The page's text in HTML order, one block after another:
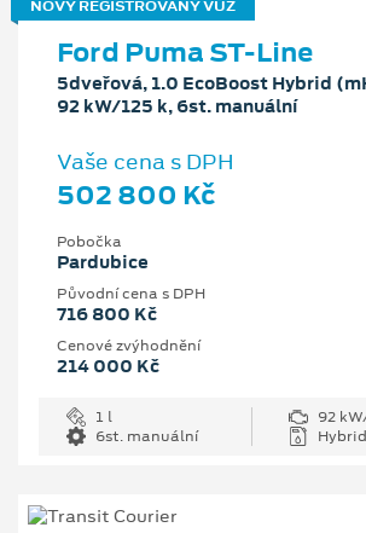
NOVÝ REGISTROVANÝ VŮZ
Ford Puma ST-Line
5dveřová, 1.0 EcoBoost Hybrid
92 kW/125 k, 6st. manuální
Vaše cena s DPH
502 800 Kč
Pobočka
Pardubice
Původní cena s DPH
716 800 Kč
Cenové zvýhodnění
214 000 Kč
1 l
92
6st. manuální
Hybrid